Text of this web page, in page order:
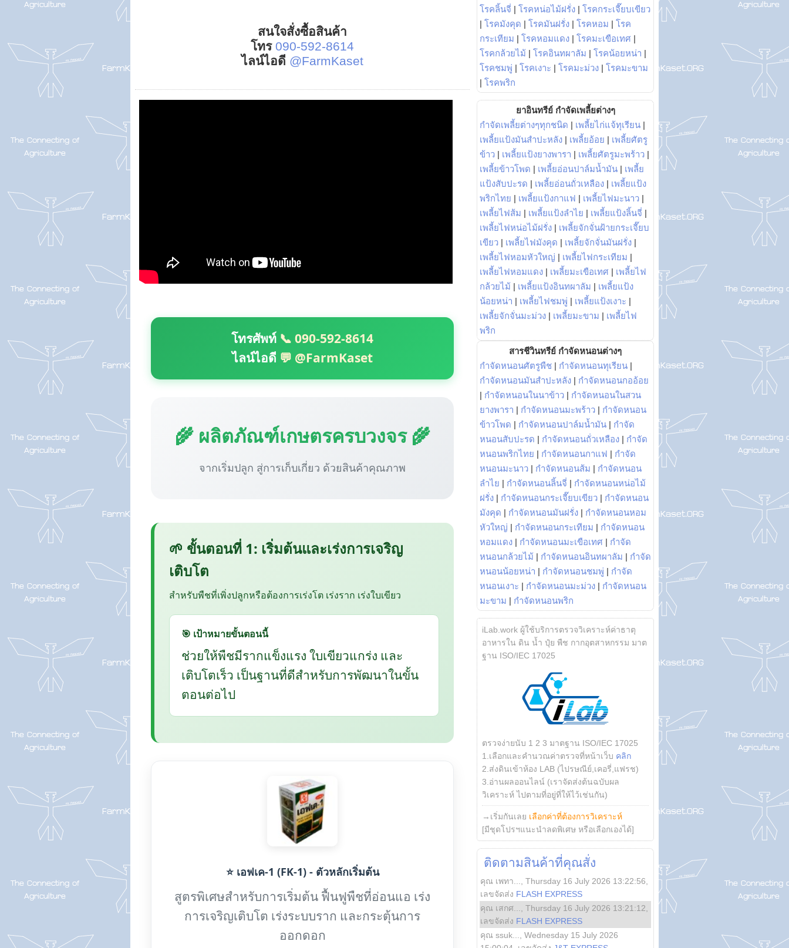
สนใจสั่งซื้อสินค้า
โทร 090-592-8614
ไลน์ไอดี @FarmKaset
โทรศัพท์ 📞 090-592-8614
ไลน์ไอดี 💬 @FarmKaset
🌾 ผลิตภัณฑ์เกษตรครบวงจร 🌾
จากเริ่มปลูก สู่การเก็บเกี่ยว ด้วยสินค้าคุณภาพ
🌱 ขั้นตอนที่ 1: เริ่มต้นและเร่งการเจริญ
เติบโต
สำหรับพืชที่เพิ่งปลูกหรือต้องการเร่งโต เร่งราก เร่งใบเขียว
🎯 เป้าหมายขั้นตอนนี้
ช่วยให้พืชมีรากแข็งแรง ใบเขียวแกร่ง และ
เติบโตเร็ว เป็นฐานที่ดีสำหรับการพัฒนาในขั้น
ตอนต่อไป
⭐ เอฟเค-1 (FK-1) - ตัวหลักเริ่มต้น
สูตรพิเศษสำหรับการเริ่มต้น ฟื้นฟูพืชที่อ่อนแอ เร่ง
การเจริญเติบโต เร่งระบบราก และกระตุ้นการ
ออกดอก
โรคลิ้นจี่ | โรคหน่อไม้ฝรั่ง | โรคกระเจี๊ยบเขียว
| โรคมังคุด | โรคมันฝรั่ง | โรคหอม | โรค
กระเทียม | โรคหอมแดง | โรคมะเขือเทศ |
โรคกล้วยไม้ | โรคอินทผาลัม | โรคน้อยหน่า |
โรคชมพู่ | โรคเงาะ | โรคมะม่วง | โรคมะขาม
| โรคพริก
ยาอินทรีย์ กำจัดเพลี้ยต่างๆ
กำจัดเพลี้ยต่างๆทุกชนิด | เพลี้ยไก่แจ้ทุเรียน |
เพลี้ยแป้งมันสำปะหลัง | เพลี้ยอ้อย | เพลี้ยศัตรู
ข้าว | เพลี้ยแป้งยางพารา | เพลี้ยศัตรูมะพร้าว |
เพลี้ยข้าวโพด | เพลี้ยอ่อนปาล์มน้ำมัน | เพลี้ย
แป้งสับปะรด | เพลี้ยอ่อนถั่วเหลือง | เพลี้ยแป้ง
พริกไทย | เพลี้ยแป้งกาแฟ | เพลี้ยไฟมะนาว |
เพลี้ยไฟส้ม | เพลี้ยแป้งลำไย | เพลี้ยแป้งลิ้นจี่ |
เพลี้ยไฟหน่อไม้ฝรั่ง | เพลี้ยจักจั่นฝ้ายกระเจี๊ยบ
เขียว | เพลี้ยไฟมังคุด | เพลี้ยจักจั่นมันฝรั่ง |
เพลี้ยไฟหอมหัวใหญ่ | เพลี้ยไฟกระเทียม |
เพลี้ยไฟหอมแดง | เพลี้ยมะเขือเทศ | เพลี้ยไฟ
กล้วยไม้ | เพลี้ยแป้งอินทผาลัม | เพลี้ยแป้ง
น้อยหน่า | เพลี้ยไฟชมพู่ | เพลี้ยแป้งเงาะ |
เพลี้ยจักจั่นมะม่วง | เพลี้ยมะขาม | เพลี้ยไฟ
พริก
สารชีวินทรีย์ กำจัดหนอนต่างๆ
กำจัดหนอนศัตรูพืช | กำจัดหนอนทุเรียน |
กำจัดหนอนมันสำปะหลัง | กำจัดหนอนกออ้อย
| กำจัดหนอนในนาข้าว | กำจัดหนอนในสวน
ยางพารา | กำจัดหนอนมะพร้าว | กำจัดหนอน
ข้าวโพด | กำจัดหนอนปาล์มน้ำมัน | กำจัด
หนอนสับปะรด | กำจัดหนอนถั่วเหลือง | กำจัด
หนอนพริกไทย | กำจัดหนอนกาแฟ | กำจัด
หนอนมะนาว | กำจัดหนอนส้ม | กำจัดหนอน
ลำไย | กำจัดหนอนลิ้นจี่ | กำจัดหนอนหน่อไม้
ฝรั่ง | กำจัดหนอนกระเจี๊ยบเขียว | กำจัดหนอน
มังคุด | กำจัดหนอนมันฝรั่ง | กำจัดหนอนหอม
หัวใหญ่ | กำจัดหนอนกระเทียม | กำจัดหนอน
หอมแดง | กำจัดหนอนมะเขือเทศ | กำจัด
หนอนกล้วยไม้ | กำจัดหนอนอินทผาลัม | กำจัด
หนอนน้อยหน่า | กำจัดหนอนชมพู่ | กำจัด
หนอนเงาะ | กำจัดหนอนมะม่วง | กำจัดหนอน
มะขาม | กำจัดหนอนพริก
iLab.work ผู้ใช้บริการตรวจวิเคราะห์ค่าธาตุ
อาหารใน ดิน น้ำ ปุ๋ย พืช กากอุตสาหกรรม มาต
ฐาน ISO/IEC 17025
ตรวจง่ายนับ 1 2 3 มาตฐาน ISO/IEC 17025
1.เลือกและคำนวณค่าตรวจที่หน้าเว็บ คลิก
2.ส่งดินเข้าห้อง LAB (ไปรษณีย์,เคอรี่,แฟรช)
3.อ่านผลออนไลน์ (เราจัดส่งต้นฉบับผล
วิเคราะห์ ไปตามที่อยู่ที่ให้ไว้เช่นกัน)
→เริ่มกันเลย เลือกค่าที่ต้องการวิเคราะห์
[มีชุดโปรฯแนะนำลดพิเศษ หรือเลือกเองได้]
ติดตามสินค้าที่คุณสั่ง
คุณ เพทา... Thursday 16 July 2026 13:22:56
เลขจัดส่ง FLASH EXPRESS
คุณ เสกศ...
Thursday 16 July 2026 13:21:12
เลขจัดส่ง FLASH EXPRESS
คุณ ssuk...
Wednesday 15 July 2026